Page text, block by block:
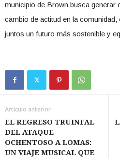
municipio de Brown busca generar
cambio de actitud en la
juntos un futuro más sostenible y
Artículo anterior
EL REGRESO TRUINFAL
DEL ATAQUE
OCHENTOSO A LOMAS:
UN VIAJE MUSICAL QUE